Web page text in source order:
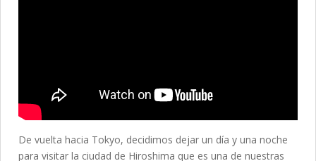
De vuelta hacia Tokyo, decidimos dejar un día y una noche
para visitar la ciudad de Hiroshima que es una de nuestras